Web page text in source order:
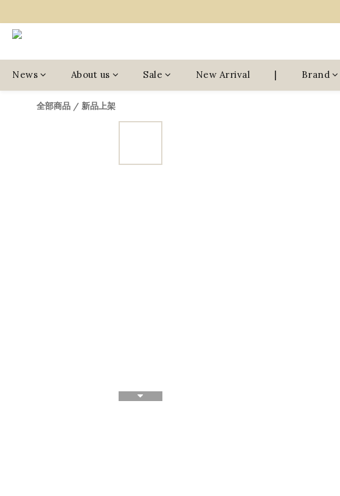
News About us Sale New Arrival | Brand
全部商品 / 新品上架